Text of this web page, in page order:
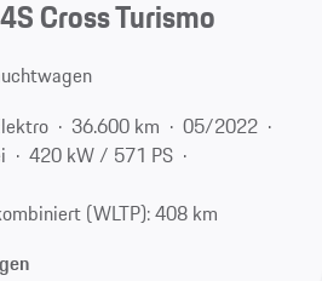
Cross Turismo
36.600 km
05/2022
420 kW / 571 PS
(WLTP): 408 km